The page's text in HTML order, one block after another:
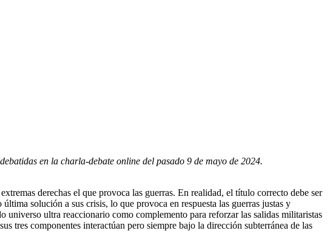
en la charla-debate online del pasado 9 de mayo de 2024.
derechas el que provoca las guerras. En realidad, el título correcto debe ser
solución a sus crisis, lo que provoca en respuesta las guerras justas y
universo ultra reaccionario como complemento para reforzar las salidas militaristas
tres componentes interactúan pero siempre bajo la dirección subterránea de las